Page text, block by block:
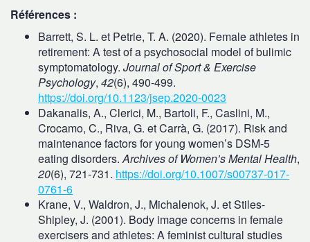
Références :
Barrett, S. L. et Petrie, T. A. (2020). Female athletes in
retirement: A test of a psychosocial model of bulimic
symptomatology. Journal of Sport & Exercise
Psychology, 42(6), 490‑499.
https://doi.org/10.1123/jsep.2020-0023
Dakanalis, A., Clerici, M., Bartoli, F., Caslini, M.,
Crocamo, C., Riva, G. et Carrà, G. (2017). Risk and
maintenance factors for young women’s DSM-5
eating disorders.Archives of Women’s Mental Health,
20(6), 721‑731. https://doi.org/10.1007/s00737-017-
0761-6
Krane, V., Waldron, J., Michalenok, J. et Stiles-
Shipley, J. (2001). Body image concerns in female
exercisers and athletes: A feminist cultural studies